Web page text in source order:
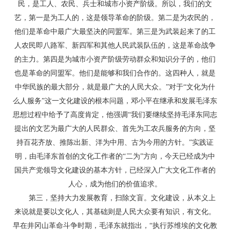
民，是工人、农民、兵士和城市小资产阶级。所以，我们的文
艺，第一是为工人的，这是领导革命的阶级。第二是为农民的，
他们是革命中最广大最坚决的同盟军。第三是为武装起来了的工
人农民即八路军、新四军和其他人民武装队伍的，这是革命战争
的主力。第四是为城市小资产阶级劳动群众和知识分子的，他们
也是革命的同盟军。他们是能够和我们合作的。这四种人，就是
中华民族的最大部分，就是最广大的人民大众。”对于“文化为什
么人服务”这一文化建设的根本问题，邓小平在继承和发展毛泽东
思想过程中给予了高度肯定，他强调“我们要继续坚持毛泽东同志
提出的文艺为最广大的人民群众、首先为工农兵服务的方向，坚
持百花齐放、推陈出新、洋为中用、古为今用的方针。”实践证
明，由毛泽东首创的文化工作者的“二为”方向，今天已经成为中
国共产党领导文化建设的基本方针，已经深入广大文化工作者的
人心，成为他们的价值追求。
第三，坚持大力发展教育，扫除文盲。文化建设，从本义上
来说就是要以文化人，其基础则是人民大众要有知识，有文化。
早在井冈山革命斗争时期，毛泽东就指出，“执行苏维埃的文化教